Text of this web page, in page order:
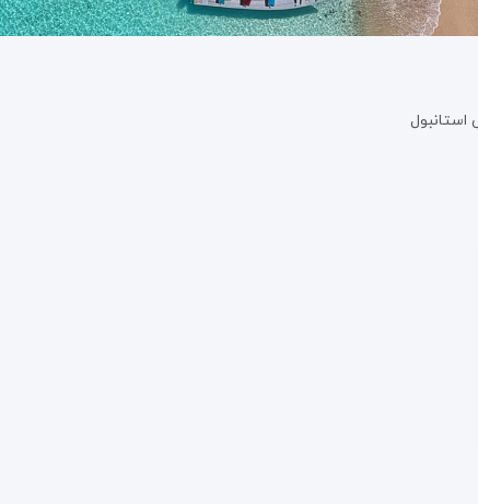
استانبول